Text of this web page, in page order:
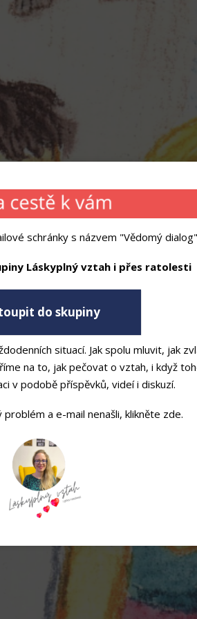
schránky s názvem "Vědomý dialog"
Láskyplný vztah i přes ratolesti
do skupiny
situací. Jak spolu mluvit, jak
na to, jak pečovat o vztah, i když
v podobě příspěvků, videí i diskuzí.
a e-mail nenašli, klikněte zde.